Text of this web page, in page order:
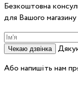
Безкоштовна
для Вашого магазину
Чекаю дзвінка
Або напишіть нам